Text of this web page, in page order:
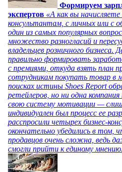
Формируем
экспертов «А как вы
консультантам, с личных или
один из самых популярных
множество разногласий и
владельцев розничного
правильно формировать
с премиями, откуда взять план
сотрудникам покупать товар в
поисках истины Shoes Report
ретейлеров, но ни одна
свою систему мотивации —
индивидуален был процесс ее
расспросили четырех бизнес-
окончательно убедились в том,
продавцов очень сложна, ведь
смогли прийти к единому мнению.